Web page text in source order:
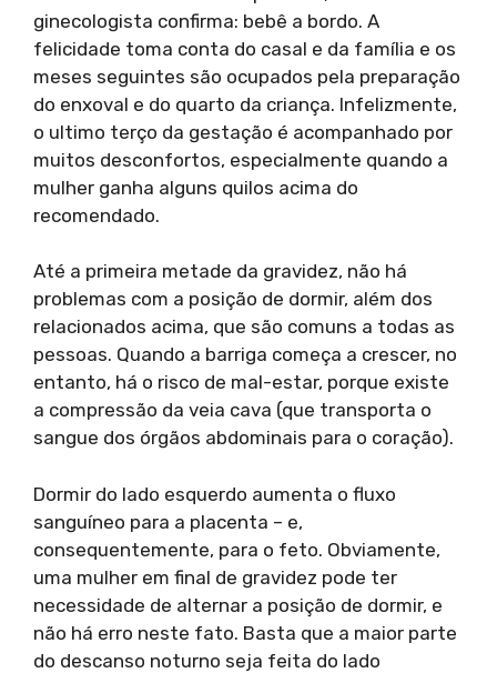
ginecologista confirma: bebê a bordo. A
felicidade toma conta do casal e da família e os
meses seguintes são ocupados pela preparação
do enxoval e do quarto da criança. Infelizmente,
o ultimo terço da gestação é acompanhado por
muitos desconfortos, especialmente quando a
mulher ganha alguns quilos acima do
recomendado.
Até a primeira metade da gravidez, não há
problemas com a posição de dormir, além dos
relacionados acima, que são comuns a todas as
pessoas. Quando a barriga começa a crescer, no
entanto, há o risco de mal-estar, porque existe
a compressão da veia cava (que transporta o
sangue dos órgãos abdominais para o coração).
Dormir do lado esquerdo aumenta o fluxo
sanguíneo para a placenta – e,
consequentemente, para o feto. Obviamente,
uma mulher em final de gravidez pode ter
necessidade de alternar a posição de dormir, e
não há erro neste fato. Basta que a maior parte
do descanso noturno seja feita do lado